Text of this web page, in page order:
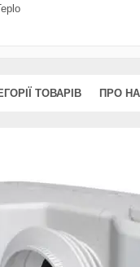
ТОВАРІВ ПРО